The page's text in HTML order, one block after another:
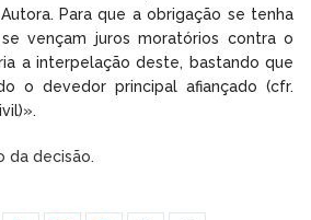
Para que a obrigação se tenha
vençam juros moratórios contra o
a interpelação deste, bastando que
o devedor principal afiançado (cfr.
da decisão.